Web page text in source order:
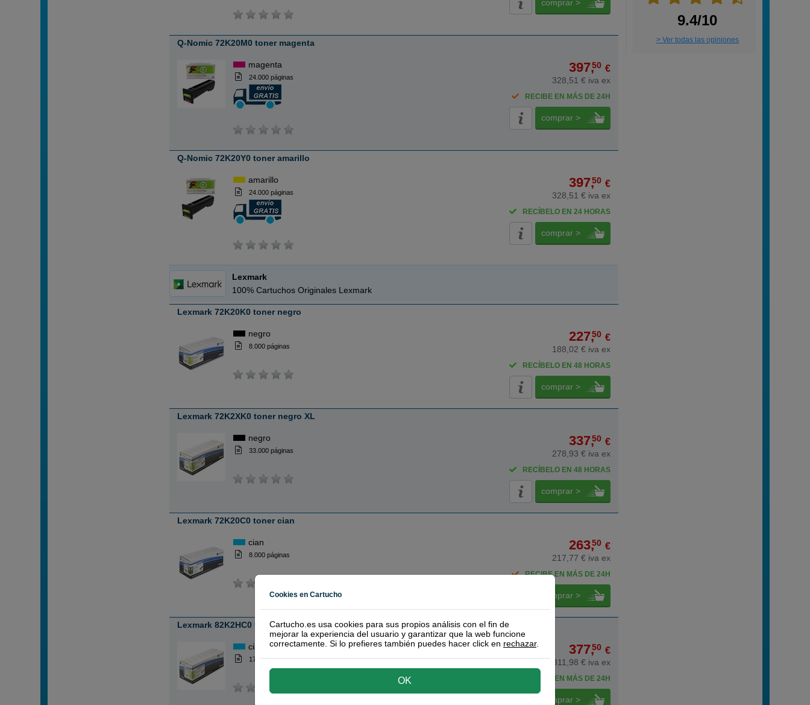
9.4/10
> Ver todas las opiniones
comprar >
Q-Nomic 72K20M0 toner magenta
magenta
24.000 páginas
397,50 €
328,51 € iva ex
RECIBE EN MÁS DE 24H
comprar >
Q-Nomic 72K20Y0 toner amarillo
amarillo
24.000 páginas
397,50 €
328,51 € iva ex
RECÍBELO EN 24 HORAS
comprar >
Lexmark
100% Cartuchos Originales Lexmark
Lexmark 72K20K0 toner negro
negro
8.000 páginas
227,50 €
188,02 € iva ex
RECÍBELO EN 48 HORAS
comprar >
Lexmark 72K2XK0 toner negro XL
negro
33.000 páginas
337,50 €
278,93 € iva ex
RECÍBELO EN 48 HORAS
comprar >
Lexmark 72K20C0 toner cian
cian
8.000 páginas
263,50 €
217,77 € iva ex
RECIBE EN MÁS DE 24H
comprar >
Lexmark 82K2HC0 toner cian XL
cian
17.000 páginas
377,50 €
311,98 € iva ex
RECIBE EN MÁS DE 24H
comprar >
Cookies en Cartucho
Cartucho.es usa cookies para sus propios análisis con el fin de
mejorar la experiencia del usuario y garantizar que la web funcione
correctamente. Si lo prefieres también puedes hacer click en rechazar.
OK